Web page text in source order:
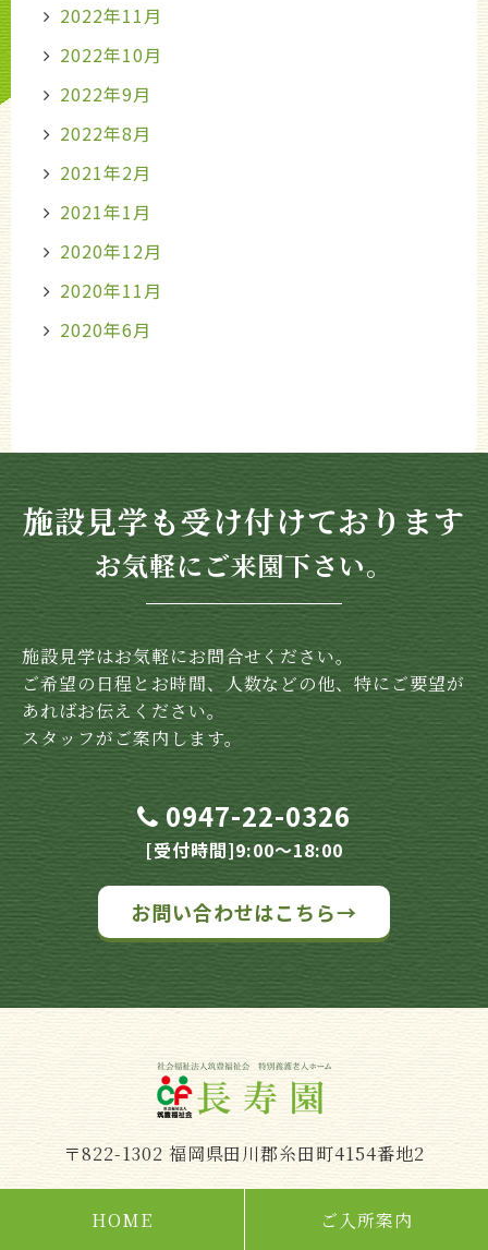
2022年11月
2022年10月
2022年9月
2022年8月
2021年2月
2021年1月
2020年12月
2020年11月
2020年6月
施設見学も受け付けております
お気軽にご来園下さい。
施設見学はお気軽にお問合せください。
ご希望の日程とお時間、人数などの他、特にご要望が
あればお伝えください。
スタッフがご案内します。
0947-22-0326
[受付時間]9:00～18:00
お問い合わせはこちら→
〒822-1302 福岡県田川郡糸田町4154番地2
HOME ご入所案内